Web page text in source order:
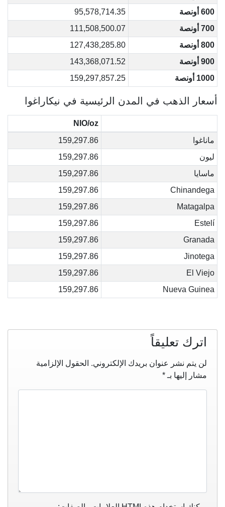
600 أونصة
95,578,714.35
700 أونصة
111,508,500.07
800 أونصة
127,438,285.80
900 أونصة
143,368,071.52
1000 أونصة
159,297,857.25
أسعار الذهب في المدن الرئيسية في نيكاراغوا
NIO/oz
ماناغوا
159,297.86
ليون
159,297.86
ماسايا
159,297.86
Chinandega
159,297.86
Matagalpa
159,297.86
Estelí
159,297.86
Granada
159,297.86
Jinotega
159,297.86
El Viejo
159,297.86
Nueva Guinea
159,297.86
اترك تعليقاً
لن يتم نشر عنوان بريدك الإلكتروني. الحقول الإلزامية
مشار إليها بـ *